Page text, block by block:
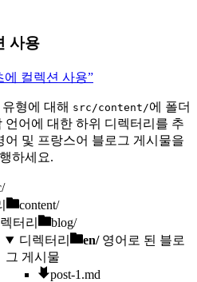
사용
에 컬렉션 사용”
형에 대해 src/content/에 폴더
언어에 대한 하위 디렉터리를 추
어 및 프랑스어 블로그 게시물을
하세요.
content/
터리
blog/
디렉터리
en/ 영어로 된 블로
그 게시물
post-1.md